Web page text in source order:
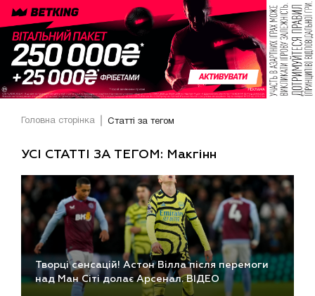
Головна сторінка Статті за тегом
УСІ СТАТТІ ЗА ТЕГОМ: Макгінн
Творці сенсацій! Астон Вілла після перемоги
над Ман Сіті долає Арсенал. ВІДЕО